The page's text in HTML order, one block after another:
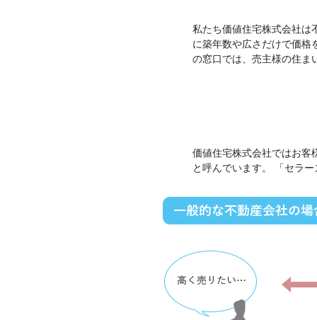
私たち価値住宅株式会社は
に築年数や広さだけで価格
の窓口では、売主様の住ま
価値住宅株式会社ではお客
と呼んでいます。 「セラ